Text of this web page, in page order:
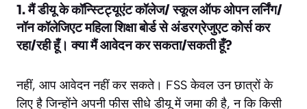
1. मैं डीयू के कॉन्स्टिट्यूएंट कॉलेज/ स्कूल ऑफ ओपन लर्निंग/
नॉन कॉलेजिएट महिला शिक्षा बोर्ड से अंडरग्रेजुएट कोर्स कर
रहा/रही हूँ। क्या मैं आवेदन कर सकता/सकती हूँ?
नहीं, आप आवेदन नहीं कर सकते। FSS केवल उन छात्रों के
लिए है जिन्होंने अपनी फीस सीधे डीयू में जमा की है, न कि किसी